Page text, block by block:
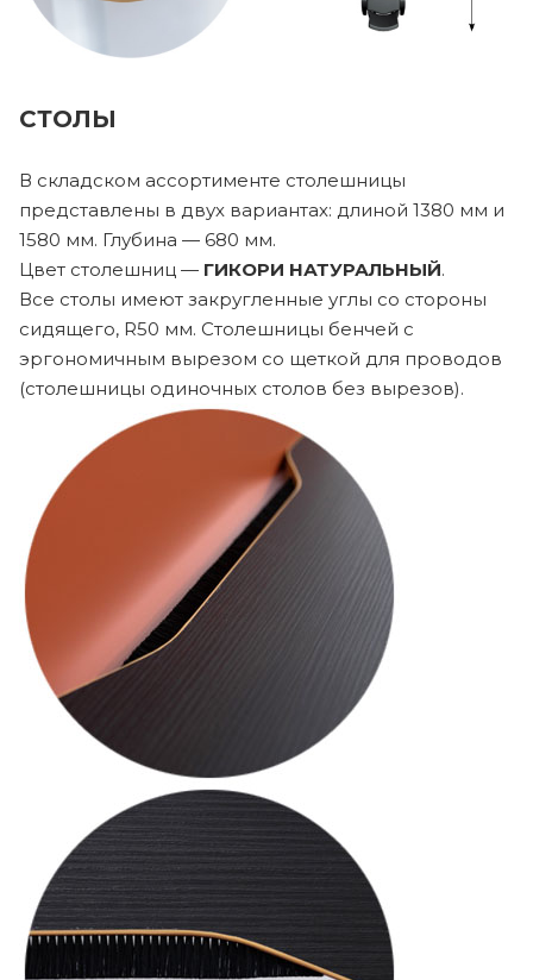
СТОЛЫ
В складском ассортименте столешницы
представлены в двух вариантах: длиной 1380 мм и
1580 мм. Глубина — 680 мм.
Цвет столешниц — ГИКОРИ НАТУРАЛЬНЫЙ.
Все столы имеют закругленные углы со стороны
сидящего, R50 мм. Столешницы бенчей с
эргономичным вырезом со щеткой для проводов
(столешницы одиночных столов без вырезов).